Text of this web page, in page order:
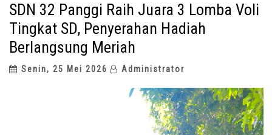
SDN 32 Panggi Raih Juara 3 Lomba Voli
Tingkat SD, Penyerahan Hadiah
Berlangsung Meriah
Senin, 25 Mei 2026 Administrator